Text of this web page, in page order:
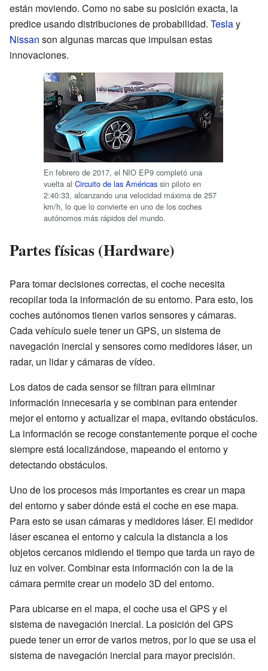
están moviendo. Como no sabe su posición exacta, la
predice usando distribuciones de probabilidad. Teslay
Nissan son algunas marcas que impulsan estas
innovaciones.
En febrero de 2017, el NIO EP9 completó una
vuelta al Circuito de las Américas sin piloto en
2:40:33, alcanzando una velocidad máxima de 257
km/h, lo que lo convierte en uno de los coches
autónomos más rápidos del mundo.
Partes físicas (Hardware)
Para tomar decisiones correctas, el coche necesita
recopilar toda la información de su entorno. Para esto, los
coches autónomos tienen varios sensores y cámaras.
Cada vehículo suele tener un GPS, un sistema de
navegación inercial y sensores como medidores láser, un
radar, un lidar y cámaras de vídeo.
Los datos de cada sensor se filtran para eliminar
información innecesaria y se combinan para entender
mejor el entorno y actualizar el mapa, evitando obstáculos.
La información se recoge constantemente porque el coche
siempre está localizándose, mapeando el entorno y
detectando obstáculos.
Uno de los procesos más importantes es crear un mapa
del entorno y saber dónde está el coche en ese mapa.
Para esto se usan cámaras y medidores láser. El medidor
láser escanea el entorno y calcula la distancia a los
objetos cercanos midiendo el tiempo que tarda un rayo de
luz en volver. Combinar esta información con la de la
cámara permite crear un modelo 3D del entorno.
Para ubicarse en el mapa, el coche usa el GPS y el
sistema de navegación inercial. La posición del GPS
puede tener un error de varios metros, por lo que se usa el
sistema de navegación inercial para mayor precisión.